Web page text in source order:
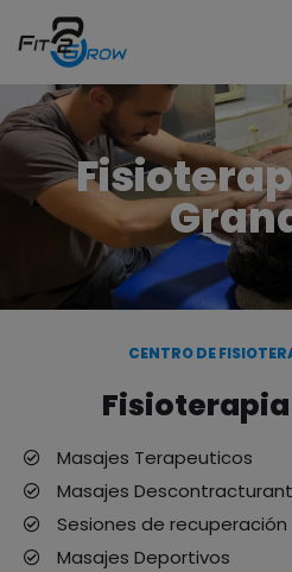
Saltar
al
contenido
CENTRO DE
Masajes Terapeuticos
Masajes
Sesiones de recuperación
Masajes Deportivos